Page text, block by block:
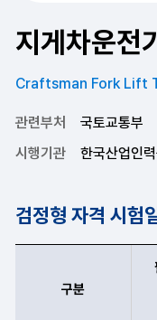
지게차운전
Craftsman Fork Lift
관련부처
국토교통부
시행기관
한국산업인
검정형 자격 시험
구분